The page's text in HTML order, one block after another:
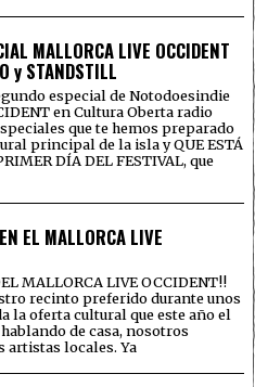
MALLORCA LIVE OCCIDENT
y STANDSTILL
especial de Notodoesindie
en Cultura Oberta radio
que te hemos preparado
principal de la isla y QUE ESTÁ
DÍA DEL FESTIVAL, que
EL MALLORCA LIVE
MALLORCA LIVE OCCIDENT!!
recinto preferido durante unos
la oferta cultural que este año el
de casa, nosotros
artistas locales. Ya